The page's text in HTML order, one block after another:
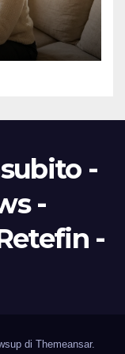
-
-
-
di Themeansar.